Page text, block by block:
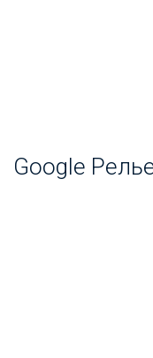
Google